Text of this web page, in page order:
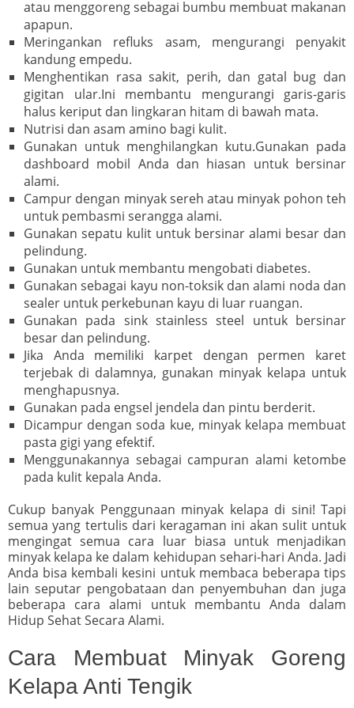
atau menggoreng sebagai bumbu membuat makanan
apapun.
Meringankan refluks asam, mengurangi penyakit
kandung empedu.
Menghentikan rasa sakit, perih, dan gatal bug dan
gigitan ular.Ini membantu mengurangi garis-garis
halus keriput dan lingkaran hitam di bawah mata.
Nutrisi dan asam amino bagi kulit.
Gunakan untuk menghilangkan kutu.Gunakan pada
dashboard mobil Anda dan hiasan untuk bersinar
alami.
Campur dengan minyak sereh atau minyak pohon teh
untuk pembasmi serangga alami.
Gunakan sepatu kulit untuk bersinar alami besar dan
pelindung.
Gunakan untuk membantu mengobati diabetes.
Gunakan sebagai kayu non-toksik dan alami noda dan
sealer untuk perkebunan kayu di luar ruangan.
Gunakan pada sink stainless steel untuk bersinar
besar dan pelindung.
Jika Anda memiliki karpet dengan permen karet
terjebak di dalamnya, gunakan minyak kelapa untuk
menghapusnya.
Gunakan pada engsel jendela dan pintu berderit.
Dicampur dengan soda kue, minyak kelapa membuat
pasta gigi yang efektif.
Menggunakannya sebagai campuran alami ketombe
pada kulit kepala Anda.
Cukup banyak Penggunaan minyak kelapa di sini! Tapi
semua yang tertulis dari keragaman ini akan sulit untuk
mengingat semua cara luar biasa untuk menjadikan
minyak kelapa ke dalam kehidupan sehari-hari Anda. Jadi
Anda bisa kembali kesini untuk membaca beberapa tips
lain seputar pengobataan dan penyembuhan dan juga
beberapa cara alami untuk membantu Anda dalam
Hidup Sehat Secara Alami.
Cara Membuat Minyak Goreng
Kelapa Anti Tengik